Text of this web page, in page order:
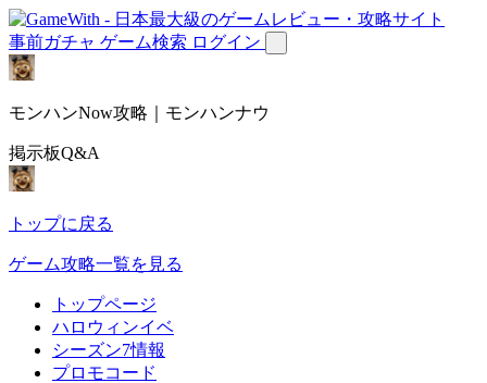
事前ガチャ ゲーム検索 ログイン
モンハンNow攻略｜モンハンナウ
掲示板Q&A
トップに戻る
ゲーム攻略一覧を見る
トップページ
ハロウィンイベ
シーズン7情報
プロモコード